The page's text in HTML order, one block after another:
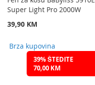
Super Light Pro 2000W
39,90 KM
Brza kupovina
39% ŠTEDITE
70,00 KM